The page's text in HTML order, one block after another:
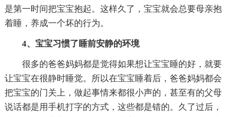
是第一时间把宝宝抱起。这样久了，宝宝就会总要母亲抱
着睡，养成一个坏的行为。
4、宝宝习惯了睡前安静的环境
很多的爸爸妈妈都是觉得如果想让宝宝睡的好，就要
让宝宝在很静时睡觉。所以在宝宝睡着后，爸爸妈妈都会
把宝宝的门关上，做起事情来都很小声的，甚至有的父母
说话都是用手机打字的方式，这些都是错的。久了过后，